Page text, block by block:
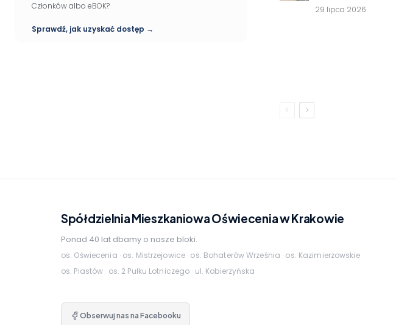
29 lipca 2026
Członków albo eBOK?
Sprawdź, jak uzyskać dostęp →
Spółdzielnia Mieszkaniowa Oświecenia w Krakowie
Ponad 40 lat dbamy o nasze bloki.
os. Oświecenia · os. Mistrzejowice · os. Bohaterów Września · os. Kazimierzowskie
os. Piastów · os. 2 Pułku Lotniczego · ul. Kobierzyńska
Obserwuj nas na Facebooku